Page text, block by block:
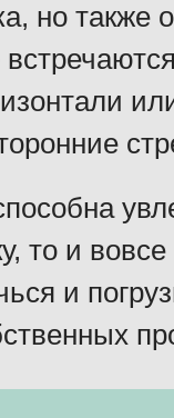
но также
то и
и